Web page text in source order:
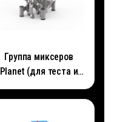
Группа миксеров
Planet (для теста и
яиц)